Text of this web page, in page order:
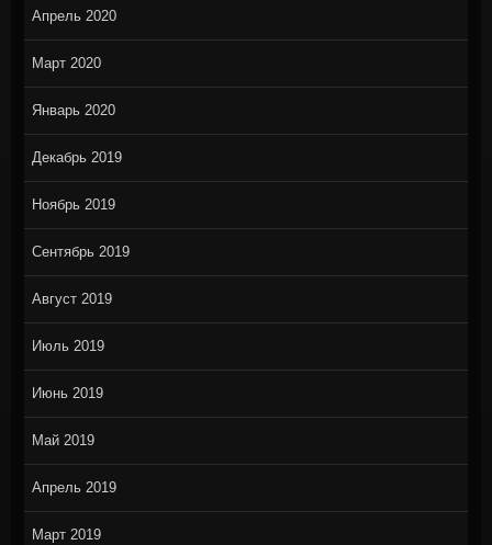
Апрель 2020
Март 2020
Январь 2020
Декабрь 2019
Ноябрь 2019
Сентябрь 2019
Август 2019
Июль 2019
Июнь 2019
Май 2019
Апрель 2019
Март 2019